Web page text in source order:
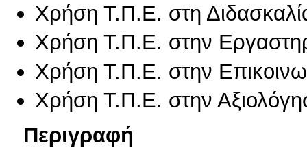
Χρήση Τ.Π.Ε. στη
Χρήση Τ.Π.Ε. στην
Χρήση Τ.Π.Ε. στην
Χρήση Τ.Π.Ε. στην
Περιγραφή